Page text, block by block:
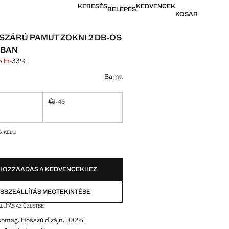
KERESÉSBELÉPÉSKEDVENCEK
KOSÁR
PAMUT ZOKNI 2 DB-OS
[5995 Ft ]
Ft ]
Ft-33%
Barna
43-45
KELL!
A KEDVENCEKHEZ
MEGTEKINTÉSE
AZ ÜZLETBE
Hosszú dizájn. 100%